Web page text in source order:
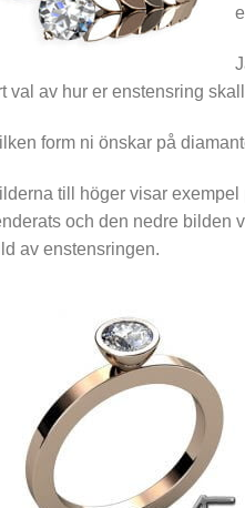
val av hur er enstensring
form ni önskar på
till höger visar
och den nedre bilden
av enstensringen.